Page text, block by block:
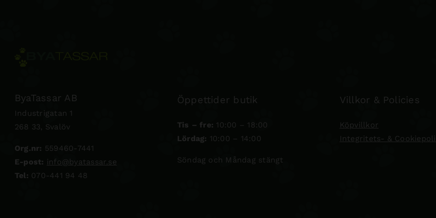
ByaTassar AB
Industrigatan 1
268 33, Svalöv
Org.nr: 559460-7441
E-post: info@byatassar.se
Tel: 070-441 94 48
Öppettider butik
Tis – fre: 10:00 – 18:00
Lördag: 10:00 – 14:00
Söndag och Måndag stängt
Villkor & Policies
Köpvillkor
Integritets- &